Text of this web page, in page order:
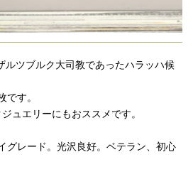
ルツブルク大司教であったハラッハ候
です。
ュエリーにもおススメです。
グレード。光沢良好。ベテラン、初心